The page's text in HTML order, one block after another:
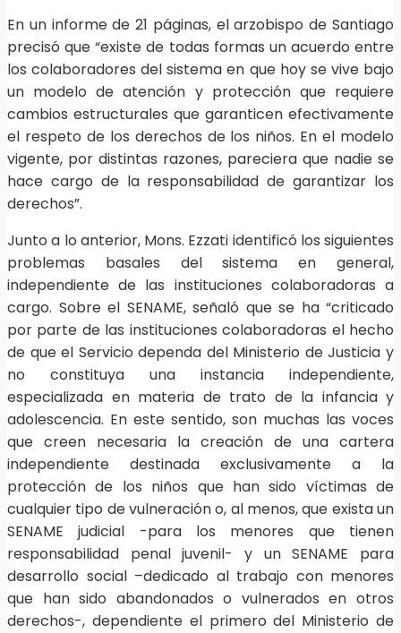
En un informe de 21 páginas, el arzobispo de Santiago
precisó que “existe de todas formas un acuerdo entre
los colaboradores del sistema en que hoy se vive bajo
un modelo de atención y protección que requiere
cambios estructurales que garanticen efectivamente
el respeto de los derechos de los niños. En el modelo
vigente, por distintas razones, pareciera que nadie se
hace cargo de la responsabilidad de garantizar los
derechos”.
Junto a lo anterior, Mons. Ezzati identificó los siguientes
problemas basales del sistema en general,
independiente de las instituciones colaboradoras a
cargo. Sobre el SENAME, señaló que se ha “criticado
por parte de las instituciones colaboradoras el hecho
de que el Servicio dependa del Ministerio de Justicia y
no constituya una instancia independiente,
especializada en materia de trato de la infancia y
adolescencia. En este sentido, son muchas las voces
que creen necesaria la creación de una cartera
independiente destinada exclusivamente a la
protección de los niños que han sido víctimas de
cualquier tipo de vulneración o, al menos, que exista un
SENAME judicial -para los menores que tienen
responsabilidad penal juvenil- y un SENAME para
desarrollo social –dedicado al trabajo con menores
que han sido abandonados o vulnerados en otros
derechos-, dependiente el primero del Ministerio de